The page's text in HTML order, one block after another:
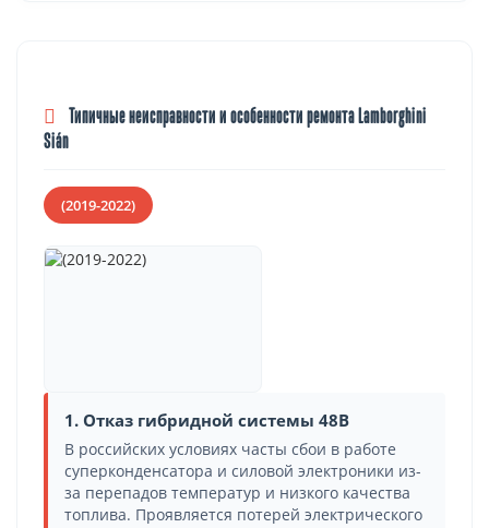
Типичные неисправности и особенности ремонта Lamborghini
Sián
(2019-2022)
1. Отказ гибридной системы 48В
В российских условиях часты сбои в работе
суперконденсатора и силовой электроники из-
за перепадов температур и низкого качества
топлива. Проявляется потерей электрического